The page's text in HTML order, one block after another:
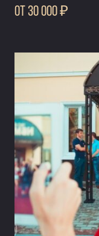
0т 30 000 ₽